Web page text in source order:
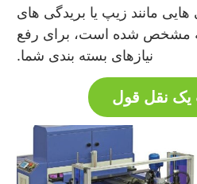
مانند زیپ یا بریدگی های
مشخص شده است، برای رفع
نیازهای بسته بندی شما.
یک نقل قول